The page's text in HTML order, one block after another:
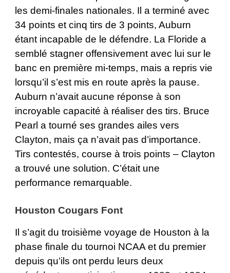
les demi-finales nationales. Il a terminé avec
34 points et cinq tirs de 3 points, Auburn
étant incapable de le défendre. La Floride a
semblé stagner offensivement avec lui sur le
banc en première mi-temps, mais a repris vie
lorsqu’il s’est mis en route après la pause.
Auburn n’avait aucune réponse à son
incroyable capacité à réaliser des tirs. Bruce
Pearl a tourné ses grandes ailes vers
Clayton, mais ça n’avait pas d’importance.
Tirs contestés, course à trois points – Clayton
a trouvé une solution. C’était une
performance remarquable.
Houston Cougars Font
Il s’agit du troisième voyage de Houston à la
phase finale du tournoi NCAA et du premier
depuis qu’ils ont perdu leurs deux